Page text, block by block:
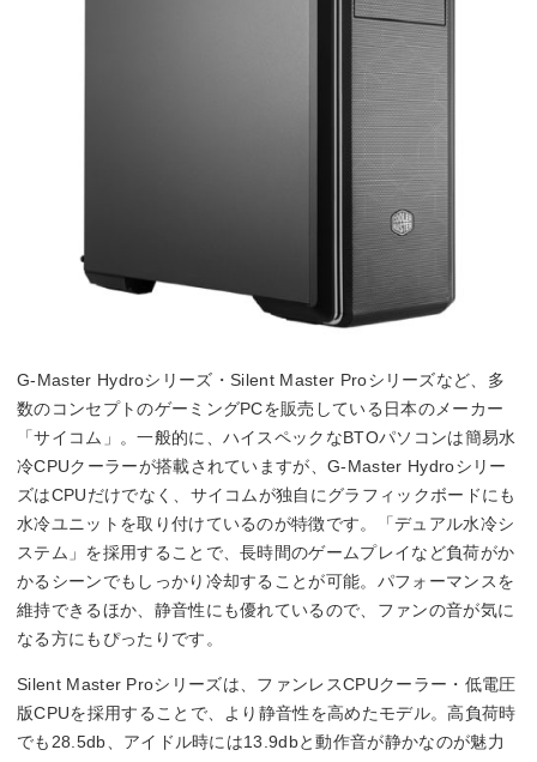
G-Master Hydroシリーズ・Silent Master Proシリーズなど、多
数のコンセプトのゲーミングPCを販売している日本のメーカー
「サイコム」。一般的に、ハイスペックなBTOパソコンは簡易水
冷CPUクーラーが搭載されていますが、G-Master Hydroシリー
ズはCPUだけでなく、サイコムが独自にグラフィックボードにも
水冷ユニットを取り付けているのが特徴です。「デュアル水冷シ
ステム」を採用することで、長時間のゲームプレイなど負荷がか
かるシーンでもしっかり冷却することが可能。パフォーマンスを
維持できるほか、静音性にも優れているので、ファンの音が気に
なる方にもぴったりです。
Silent Master Proシリーズは、ファンレスCPUクーラー・低電圧
版CPUを採用することで、より静音性を高めたモデル。高負荷時
でも28.5db、アイドル時には13.9dbと動作音が静かなのが魅力